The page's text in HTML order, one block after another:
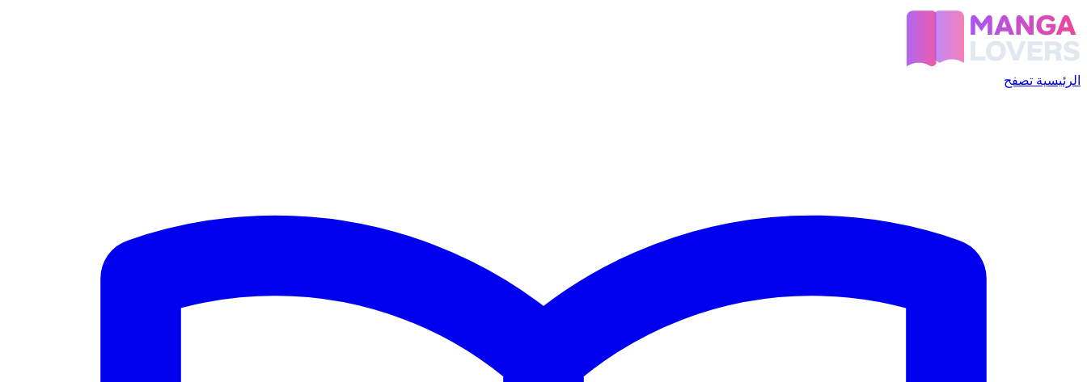
الرئيسية تصفح